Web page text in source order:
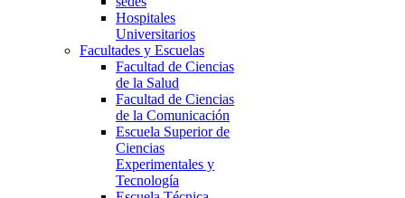
Hospitales
Universitarios
Facultades y Escuelas
Facultad de Ciencias
de la Salud
Facultad de Ciencias
de la Comunicación
Escuela Superior de
Ciencias
Experimentales y
Tecnología